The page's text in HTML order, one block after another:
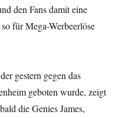
den Fans damit eine
für Mega-Werbeerlöse
gestern gegen das
geboten wurde, zeigt
die Genies James,